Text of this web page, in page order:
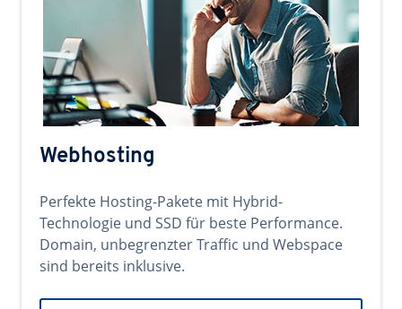
Webhosting
Perfekte Hosting-Pakete mit Hybrid-
Technologie und SSD für beste Performance.
Domain, unbegrenzter Traffic und Webspace
sind bereits inklusive.